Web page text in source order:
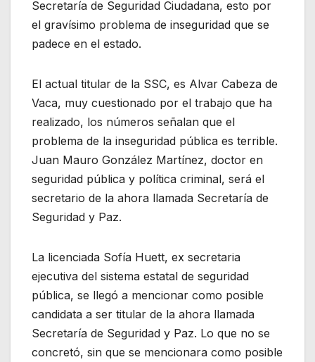
Secretaría de Seguridad Ciudadana, esto por
el gravísimo problema de inseguridad que se
padece en el estado.
El actual titular de la SSC, es Alvar Cabeza de
Vaca, muy cuestionado por el trabajo que ha
realizado, los números señalan que el
problema de la inseguridad pública es terrible.
Juan Mauro González Martínez, doctor en
seguridad pública y política criminal, será el
secretario de la ahora llamada Secretaría de
Seguridad y Paz.
La licenciada Sofía Huett, ex secretaria
ejecutiva del sistema estatal de seguridad
pública, se llegó a mencionar como posible
candidata a ser titular de la ahora llamada
Secretaría de Seguridad y Paz. Lo que no se
concretó, sin que se mencionara como posible